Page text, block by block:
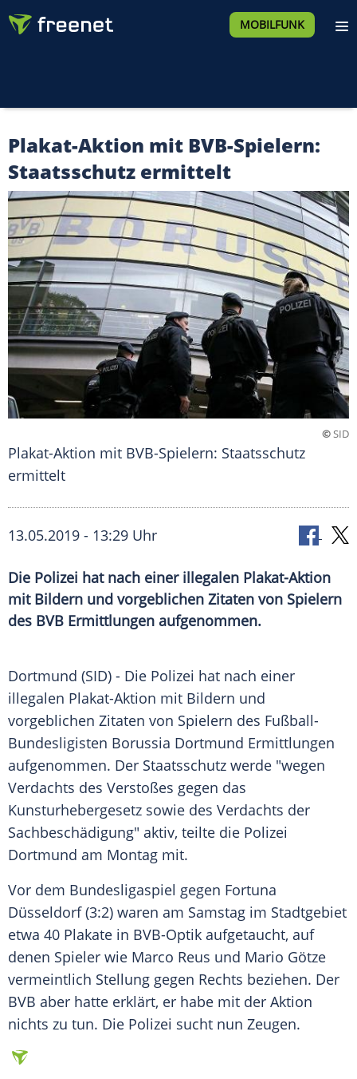
MOBILFUNK
Plakat-Aktion mit BVB-Spielern:
Staatsschutz ermittelt
©SID
Plakat-Aktion mit BVB-Spielern: Staatsschutz
ermittelt
13.05.2019 - 13:29 Uhr
Die Polizei hat nach einer illegalen Plakat-Aktion
mit Bildern und vorgeblichen Zitaten von Spielern
des BVB Ermittlungen aufgenommen.
Dortmund (SID) - Die Polizei hat nach einer
illegalen Plakat-Aktion mit Bildern und
vorgeblichen Zitaten von Spielern des Fußball-
Bundesligisten Borussia Dortmund Ermittlungen
aufgenommen. Der Staatsschutz werde "wegen
Verdachts des Verstoßes gegen das
Kunsturhebergesetz sowie des Verdachts der
Sachbeschädigung" aktiv, teilte die Polizei
Dortmund am Montag mit.
Vor dem Bundesligaspiel gegen Fortuna
Düsseldorf(3:2) waren am Samstag im Stadtgebiet
etwa 40 Plakate in BVB-Optik aufgetaucht, auf
denen Spieler wie Marco Reus und Mario Götze
vermeintlich Stellung gegen Rechts beziehen. Der
BVB aber hatte erklärt, er habe mit der Aktion
nichts zu tun. Die Polizei sucht nun Zeugen.